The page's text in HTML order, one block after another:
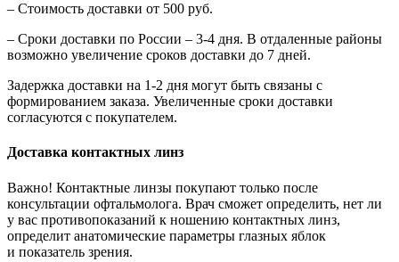
– Стоимость доставки от 500 руб.
– Сроки доставки по России – 3-4 дня. В отдаленные районы
возможно увеличение сроков доставки до 7 дней.
Задержка доставки на 1-2 дня могут быть связаны с
формированием заказа. Увеличенные сроки доставки
согласуются с покупателем.
Доставка контактных линз
Важно! Контактные линзы покупают только после
консультации офтальмолога. Врач сможет определить, нет ли
у вас противопоказаний к ношению контактных линз,
определит анатомические параметры глазных яблок
и показатель зрения.